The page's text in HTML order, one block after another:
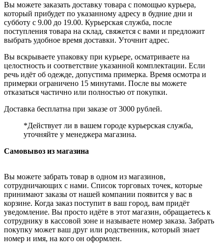
Вы можете заказать доставку товара с помощью курьера,
который прибудет по указанному адресу в будние дни и
субботу с 9.00 до 19.00. Курьерская служба, после
поступления товара на склад, свяжется с вами и предложит
выбрать удобное время доставки. Уточнит адрес.
Вы вскрываете упаковку при курьере, осматриваете на
целостность и соответствие указанной комплектации. Если
речь идёт об одежде, допустима примерка. Время осмотра и
примерки ограничено 15 минутами. После вы можете
отказаться частично или полностью от покупки.
Доставка бесплатна при заказе от 3000 рублей.
*Действует ли в вашем городе курьерская служба,
уточняйте у менеджера магазина.
Самовывоз из магазина
Вы можете забрать товар в одном из магазинов,
сотрудничающих с нами. Список торговых точек, которые
принимают заказы от нашей компании появится у вас в
корзине. Когда заказ поступит в ваш город, вам придёт
уведомление. Вы просто идёте в этот магазин, обращаетесь к
сотруднику в кассовой зоне и называете номер заказа. Забрать
покупку может ваш друг или родственник, который знает
номер и имя, на кого он оформлен.